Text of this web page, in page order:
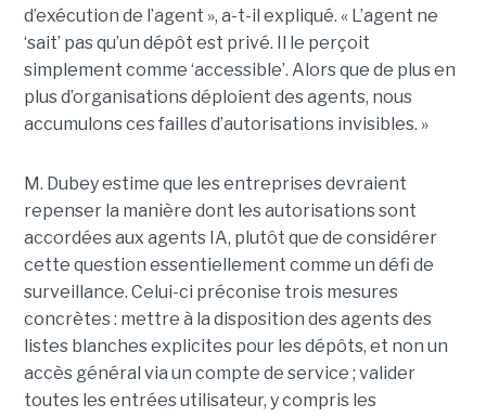
d’exécution de l’agent », a-t-il expliqué. « L’agent ne
‘sait’ pas qu’un dépôt est privé. Il le perçoit
simplement comme ‘accessible’. Alors que de plus en
plus d’organisations déploient des agents, nous
accumulons ces failles d’autorisations invisibles. »
M. Dubey estime que les entreprises devraient
repenser la manière dont les autorisations sont
accordées aux agents IA, plutôt que de considérer
cette question essentiellement comme un défi de
surveillance. Celui-ci préconise trois mesures
concrètes : mettre à la disposition des agents des
listes blanches explicites pour les dépôts, et non un
accès général via un compte de service ; valider
toutes les entrées utilisateur, y compris les